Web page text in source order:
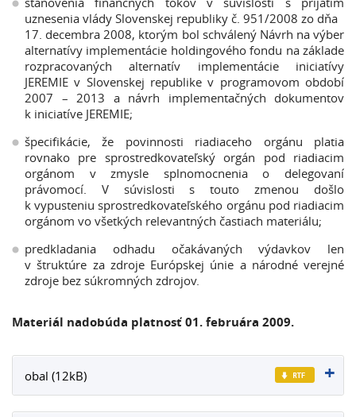
uznesenia vlády Slovenskej republiky č. 951/2008 zo dňa
17. decembra 2008, ktorým bol schválený Návrh na výber
alternatívy implementácie holdingového fondu na základe
rozpracovaných alternatív implementácie iniciatívy
JEREMIE v Slovenskej republike v programovom období
2007 – 2013 a návrh implementačných dokumentov
k iniciatíve JEREMIE;
špecifikácie, že povinnosti riadiaceho orgánu platia
rovnako pre sprostredkovateľský orgán pod riadiacim
orgánom v zmysle splnomocnenia o delegovaní
právomocí. V súvislosti s touto zmenou došlo
k vypusteniu sprostredkovateľského orgánu pod riadiacim
orgánom vo všetkých relevantných častiach materiálu;
predkladania odhadu očakávaných výdavkov len
v štruktúre za zdroje Európskej únie a národné verejné
zdroje bez súkromných zdrojov.
Materiál nadobúda platnosť 01. februára 2009.
obal (12kB)